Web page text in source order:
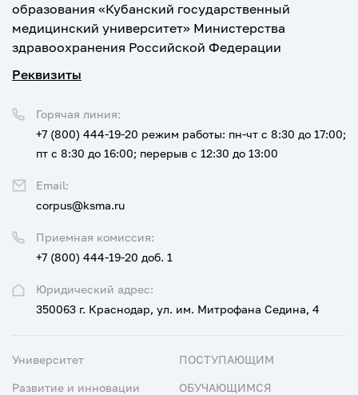
образования «Кубанский государственный
медицинский университет» Министерства
здравоохранения Российской Федерации
Реквизиты
Юридический адрес:
350063 г. Краснодар, ул. им. Митрофана Седина, 4
Приемная комиссия:
+7 (800) 444-19-20 доб. 1
Горячая линия:
+7 (800) 444-19-20 режим работы: пн-чт с 8:30 до 17:00;
пт с 8:30 до 16:00; перерыв с 12:30 до 13:00
Email:
corpus@ksma.ru
Университет
Развитие и инновации
ПОСТУПАЮЩИМ
ОБУЧАЮЩИМСЯ